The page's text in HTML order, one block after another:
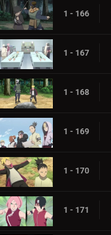
1 - 166
1 - 167
1 - 168
1 - 169
1 - 170
1 - 171